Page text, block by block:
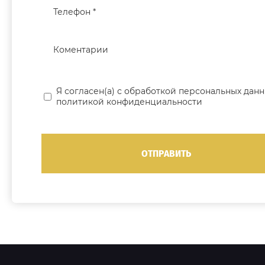
Я согласен(а) с обработкой персональных
политикой конфиденциальности
ОТПРАВИТЬ